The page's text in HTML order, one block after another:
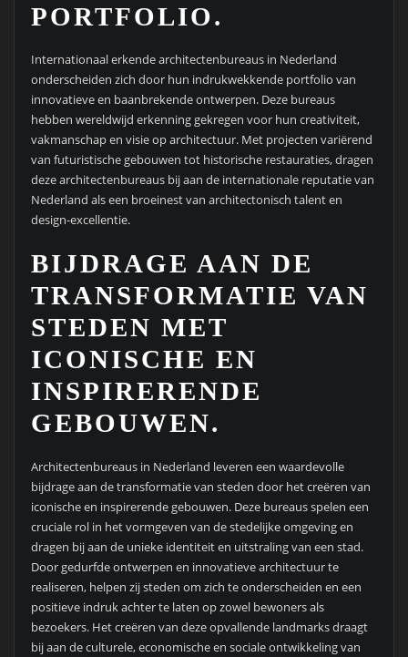
PORTFOLIO.
Internationaal erkende architectenbureaus in Nederland
onderscheiden zich door hun indrukwekkende portfolio van
innovatieve en baanbrekende ontwerpen. Deze bureaus
hebben wereldwijd erkenning gekregen voor hun creativiteit,
vakmanschap en visie op architectuur. Met projecten variërend
van futuristische gebouwen tot historische restauraties, dragen
deze architectenbureaus bij aan de internationale reputatie van
Nederland als een broeinest van architectonisch talent en
design-excellentie.
BIJDRAGE AAN DE
TRANSFORMATIE VAN
STEDEN MET
ICONISCHE EN
INSPIRERENDE
GEBOUWEN.
Architectenbureaus in Nederland leveren een waardevolle
bijdrage aan de transformatie van steden door het creëren van
iconische en inspirerende gebouwen. Deze bureaus spelen een
cruciale rol in het vormgeven van de stedelijke omgeving en
dragen bij aan de unieke identiteit en uitstraling van een stad.
Door gedurfde ontwerpen en innovatieve architectuur te
realiseren, helpen zij steden om zich te onderscheiden en een
positieve indruk achter te laten op zowel bewoners als
bezoekers. Het creëren van deze opvallende landmarks draagt
bij aan de culturele, economische en sociale ontwikkeling van